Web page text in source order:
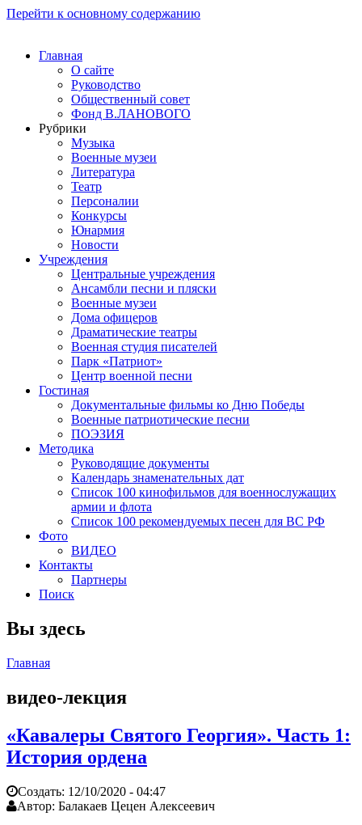
Перейти к основному содержанию
Главная
О сайте
Руководство
Общественный совет
Фонд В.ЛАНОВОГО
Рубрики
Музыка
Военные музеи
Литература
Театр
Персоналии
Конкурсы
Юнармия
Новости
Учреждения
Центральные учреждения
Ансамбли песни и пляски
Военные музеи
Дома офицеров
Драматические театры
Военная студия писателей
Парк «Патриот»
Центр военной песни
Гостиная
Документальные фильмы ко Дню Победы
Военные патриотические песни
ПОЭЗИЯ
Методика
Руководящие документы
Календарь знаменательных дат
Список 100 кинофильмов для военнослужащих
армии и флота
Список 100 рекомендуемых песен для ВС РФ
Фото
ВИДЕО
Контакты
Партнеры
Поиск
Вы здесь
Главная
видео-лекция
«Кавалеры Святого Георгия». Часть 1:
История ордена
Создать: 12/10/2020 - 04:47
Автор: Балакаев Цецен Алексеевич